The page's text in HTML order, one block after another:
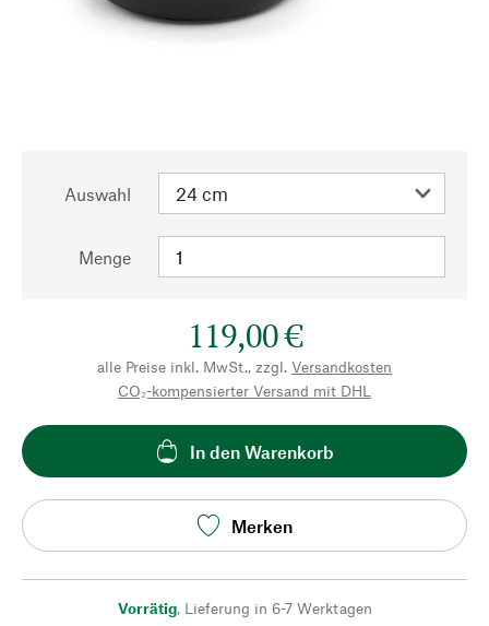
Auswahl
Menge
119,00 €
alle Preise inkl. MwSt., zzgl. Versandkosten
CO₂-kompensierter Versand mit DHL
In den Warenkorb
Merken
Vorrätig, Lieferung in 6-7 Werktagen